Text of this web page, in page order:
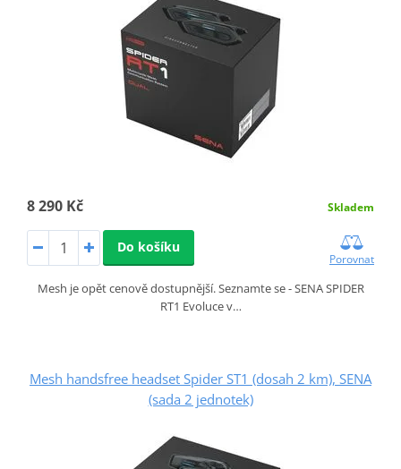
8 290 Kč Skladem
Do košíku
Porovnat
Mesh je opět cenově dostupnější. Seznamte se - SENA SPIDER
RT1 Evoluce v…
Mesh handsfree headset Spider ST1 (dosah 2 km), SENA
(sada 2 jednotek)